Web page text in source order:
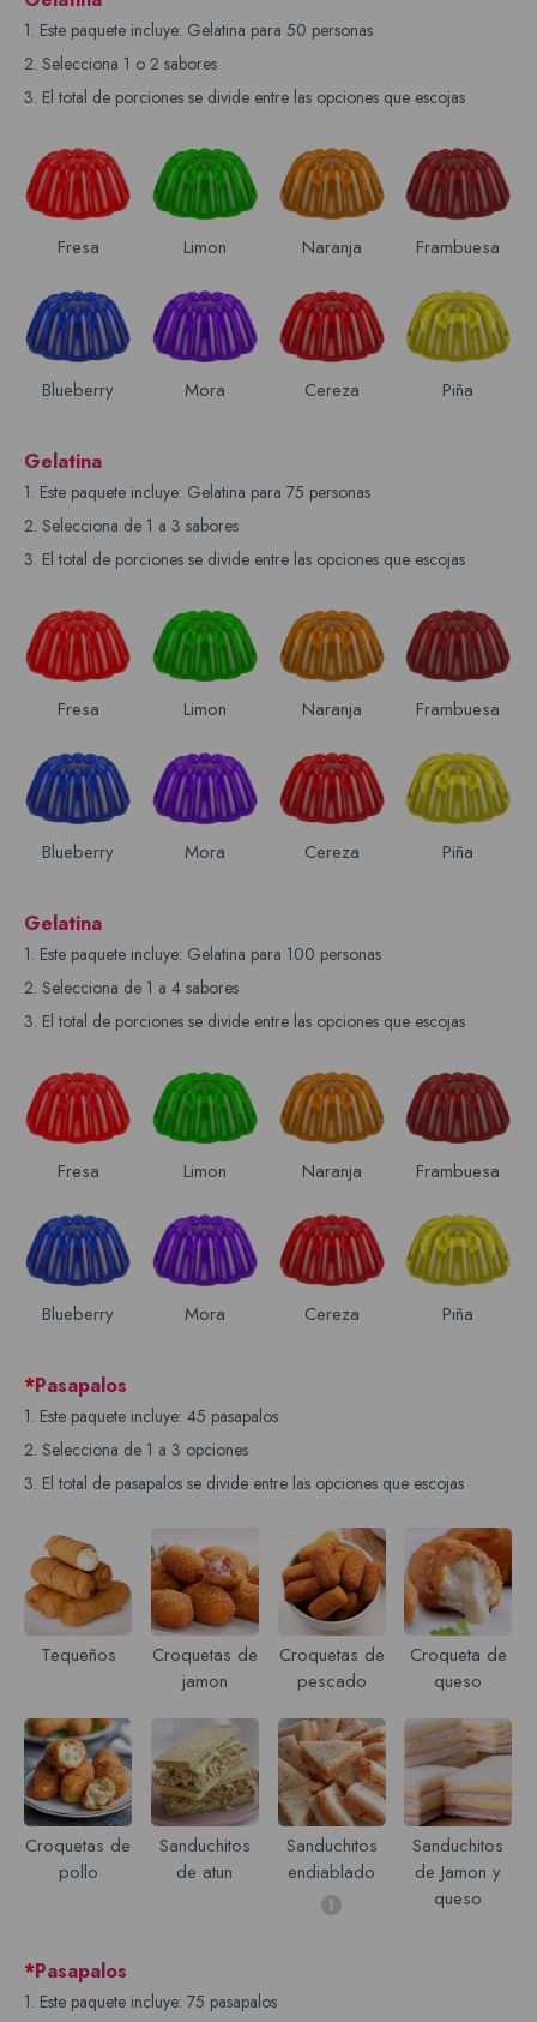
1. Este paquete incluye: Gelatina para 50 personas
2. Selecciona 1 o 2 sabores
3. El total de porciones se divide entre las opciones que escojas
Fresa Limon Naranja Frambuesa
Blueberry Mora Cereza Piña
Gelatina
1. Este paquete incluye: Gelatina para 75 personas
2. Selecciona de 1 a 3 sabores
3. El total de porciones se divide entre las opciones que escojas
Fresa Limon Naranja Frambuesa
Blueberry Mora Cereza Piña
Gelatina
1. Este paquete incluye: Gelatina para 100 personas
2. Selecciona de 1 a 4 sabores
3. El total de porciones se divide entre las opciones que escojas
Fresa Limon Naranja Frambuesa
Blueberry Mora Cereza Piña
*Pasapalos
1. Este paquete incluye: 45 pasapalos
2. Selecciona de 1 a 3 opciones
3. El total de pasapalos se divide entre las opciones que escojas
Tequeños
Croquetas de
jamon
Croquetas de
pescado
Croqueta de
queso
Croquetas de
pollo
Sanduchitos
de atun
Sanduchitos
endiablado
Sanduchitos
de Jamon y
queso
*Pasapalos
1. Este paquete incluye: 75 pasapalos